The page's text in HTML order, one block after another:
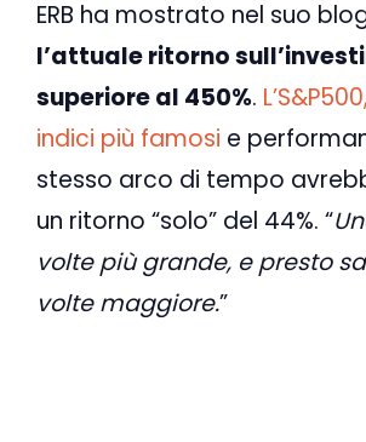
ERB ha mostrato nel suo
l’attuale ritorno
superiore al 450%.
indici più famosi e
stesso arco di tempo
un ritorno “solo” del 44%. “
volte più grande, e presto
volte maggiore.”